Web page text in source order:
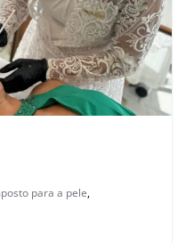
para a pele,